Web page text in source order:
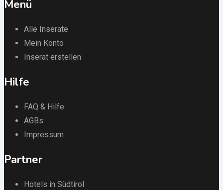
Menü
Alle Inserate
Mein Konto
Inserat erstellen
Hilfe
FAQ & Hilfe
AGBs
Impressum
Partner
Hotels in Südtirol